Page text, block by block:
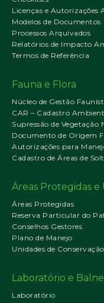
Licenças e Autorizações
Modelos de Documentos
Processos Arquivados
Relatórios de Impacto
Termos de Referência
Fauna e Flora
Núcleo de Gestão
CAR – Cadastro
Supressão de Vegetação
Documento de Origem
Autorizações para
Cadastro de Áreas de
Áreas Protegidas e
Áreas Protegidas
Reserva Particular do
Conselhos Gestores
Plano de Manejo
Unidades de Conservação
Laboratório e
Laboratório